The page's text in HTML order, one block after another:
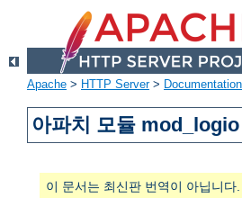
Apache > HTTP Server> Documentation
아파치 모듈 mod_logio
이 문서는 최신판 번역이 아닙니